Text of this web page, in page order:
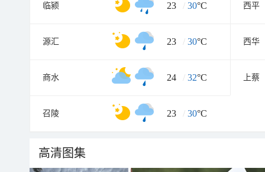
临颍 23 / 30°C 西平
源汇 23 / 30°C 西华
商水 24 / 32°C 上蔡
召陵 23 / 30°C
高清图集